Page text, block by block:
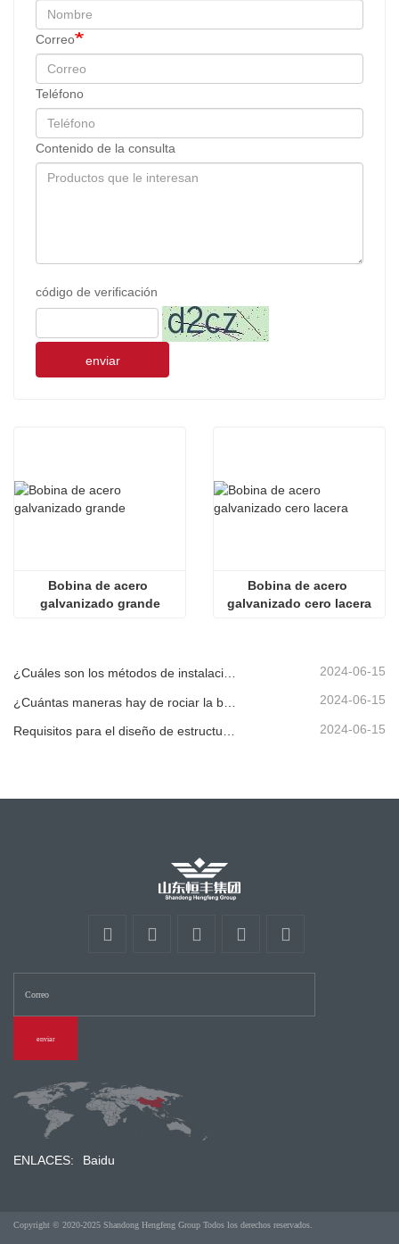
Correo
Teléfono
Contenido de la consulta
código de verificación
enviar
Bobina de acero
galvanizado grande
Bobina de acero
galvanizado cero lacera
¿Cuáles son los métodos de instalación para diferentes barandillas corrugadas estándar? 2024-06-15
2024-06-15
2024-06-15
enviar
ENLACES: Baidu
Copyright © 2020-2025 Shandong Hengfeng Group Todos los derechos reservados.